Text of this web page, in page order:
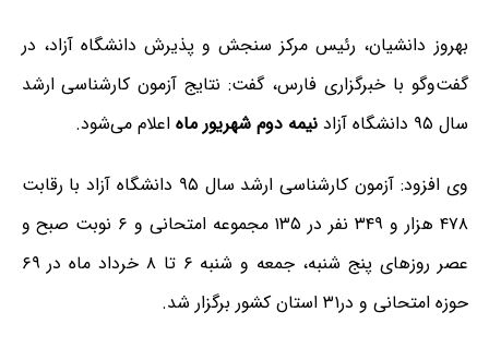
بهروز دانشیان، رئیس مرکز سنجش و پذیرش دانشگاه آزاد، در
گفت‌وگو با خبرگزاری فارس، گفت: نتایج آزمون کارشناسی ارشد
سال ۹۵ دانشگاه آزاد
نیمه دوم شهریور ماه اعلام می‌شود.
وی افزود: آزمون کارشناسی ارشد سال ۹۵ دانشگاه آزاد با رقابت
۴۷۸ هزار و ۳۴۹ نفر در ۱۳۵ مجموعه امتحانی و ۶ نوبت صبح و
عصر روزهای پنج شنبه، جمعه و شنبه ۶ تا ۸ خرداد ماه در ۶۹
حوزه امتحانی و در۳۱ استان کشور برگزار شد.